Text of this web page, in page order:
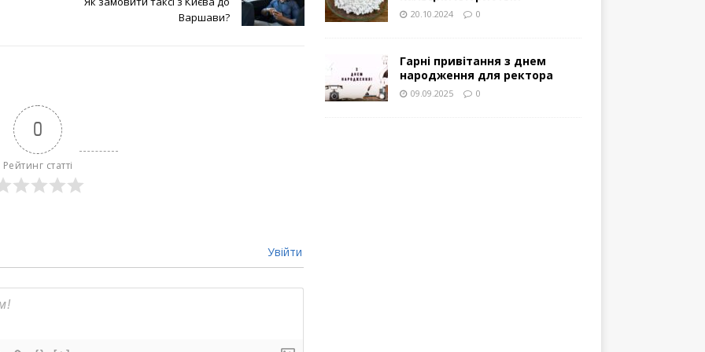
Варшави?
0
Рейтинг статті
Увійти
20.10.2024 0
Гарні привітання з днем
народження для ректора
09.09.2025 0